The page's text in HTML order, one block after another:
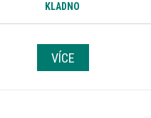
KLADNO
VÍCE